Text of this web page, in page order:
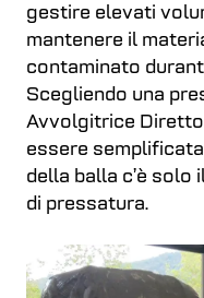
gestire elevati
mantenere il
contaminato
Scegliendo una
Avvolgitrice
essere
della balla c’è solo
di pressatura.